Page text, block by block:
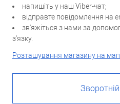
напишіть у наш Viber-чат;
відправте повідомлення на
зв'яжіться з нами за
з'язку.
Розташування магазину на